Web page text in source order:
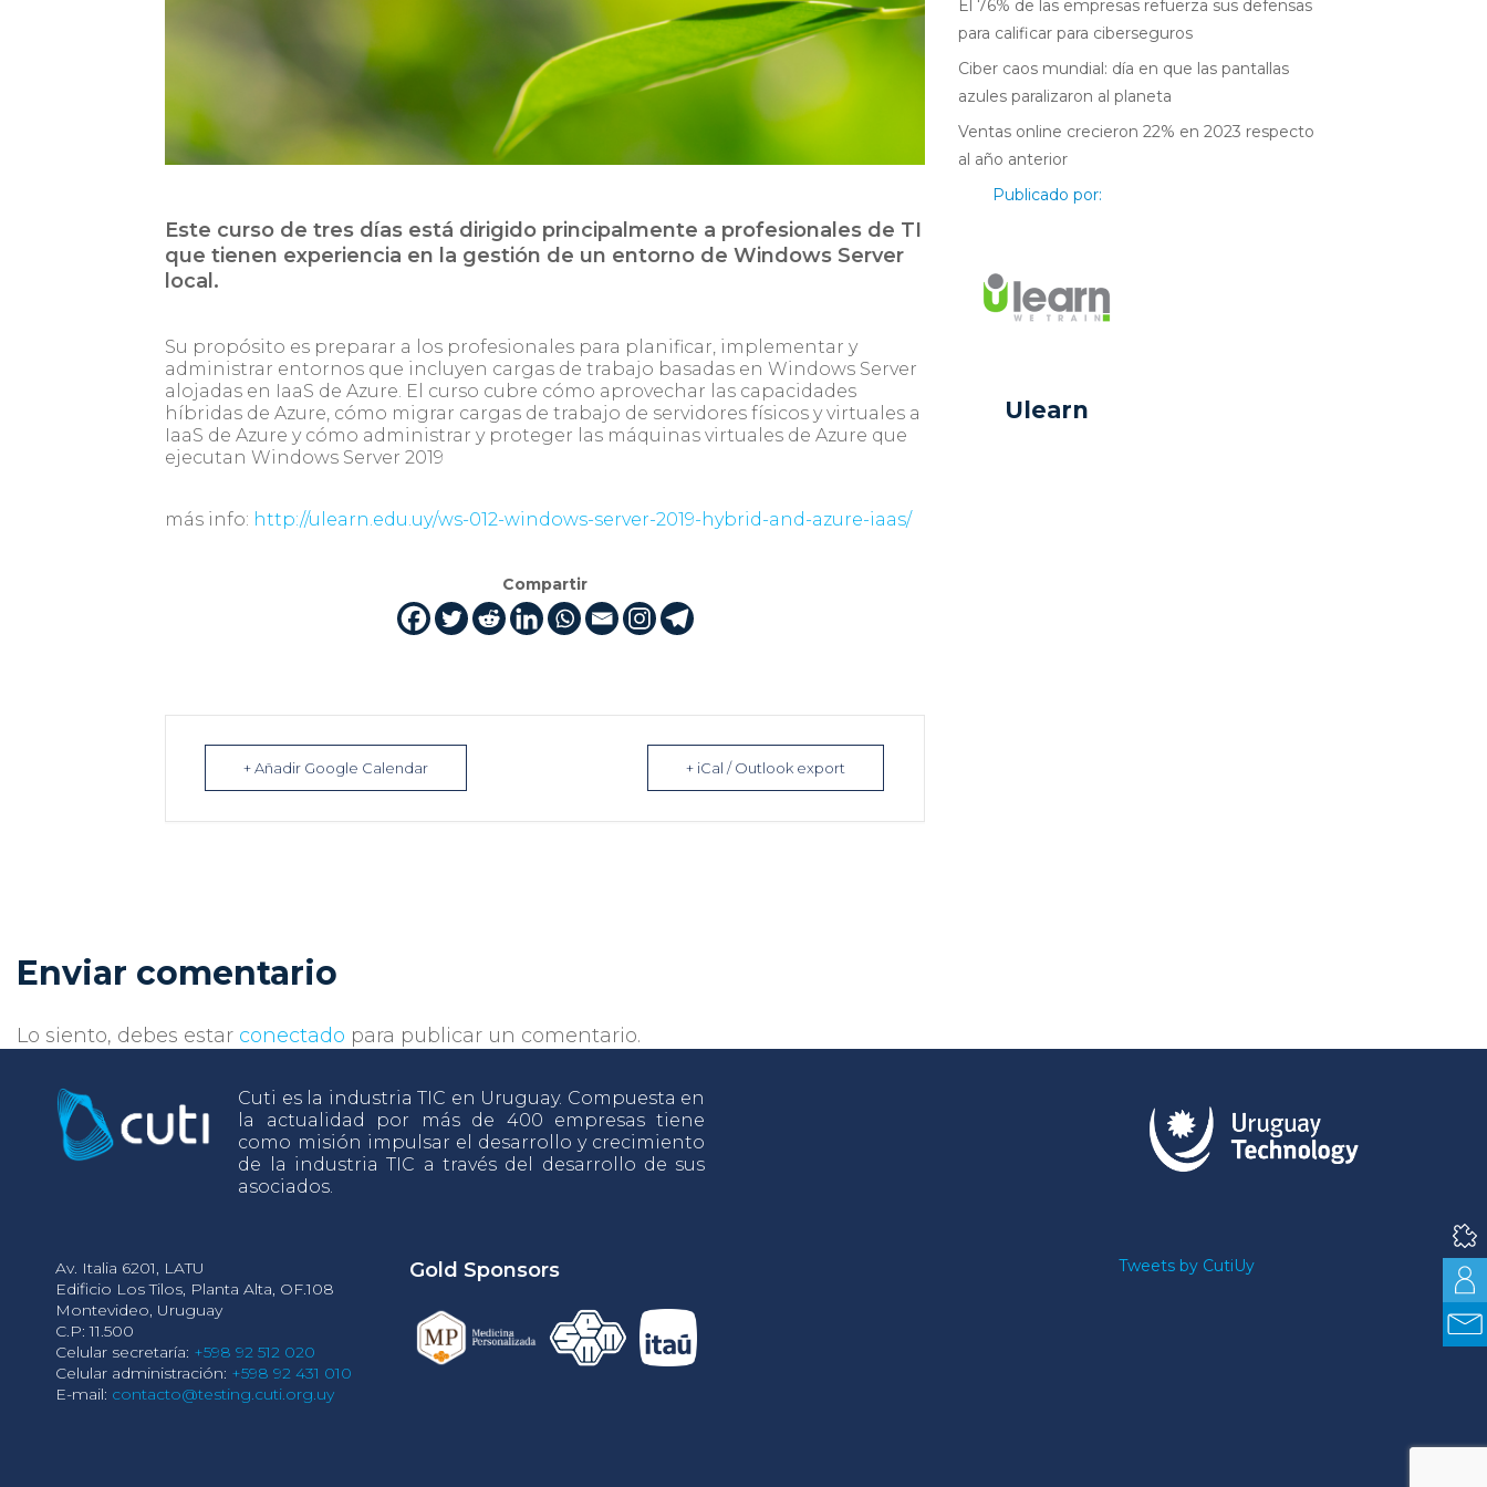
Este curso de tres días está dirigido principalmente a profesionales de TI
que tienen experiencia en la gestión de un entorno de Windows Server
local.
Su propósito es preparar a los profesionales para planificar, implementar y
administrar entornos que incluyen cargas de trabajo basadas en Windows Server
alojadas en IaaS de Azure. El curso cubre cómo aprovechar las capacidades
híbridas de Azure, cómo migrar cargas de trabajo de servidores físicos y virtuales a
IaaS de Azure y cómo administrar y proteger las máquinas virtuales de Azure que
ejecutan Windows Server 2019
más info: http://ulearn.edu.uy/ws-012-windows-server-2019-hybrid-and-azure-iaas/
Compartir
+ Añadir Google Calendar + iCal / Outlook export
El 76% de las empresas refuerza sus defensas
para calificar para ciberseguros
Ciber caos mundial: día en que las pantallas
azules paralizaron al planeta
Ventas online crecieron 22% en 2023 respecto
al año anterior
Publicado por:
Ulearn
Enviar comentario
Lo siento, debes estar conectado para publicar un comentario.
Cuti es la industria TIC en Uruguay. Compuesta en
la actualidad por más de 400 empresas tiene
como misión impulsar el desarrollo y crecimiento
de la industria TIC a través del desarrollo de sus
asociados.
Av. Italia 6201, LATU
Edificio Los Tilos, Planta Alta, OF.108
Montevideo, Uruguay
C.P: 11.500
Celular secretaría: +598 92 512 020
Celular administración: +598 92 431 010
E-mail: contacto@testing.cuti.org.uy
Gold Sponsors Tweets by CutiUy